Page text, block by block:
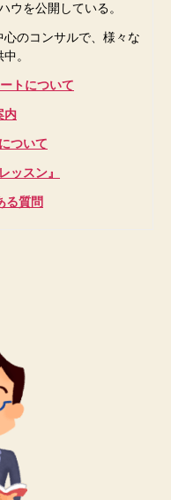
ウを公開している。
のコンサルで、様々な
。
トについて
内
ついて
ッスン』
る質問